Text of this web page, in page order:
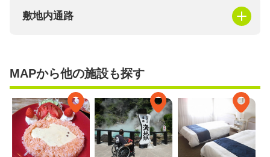
敷地内通路
MAPから他の施設も探す